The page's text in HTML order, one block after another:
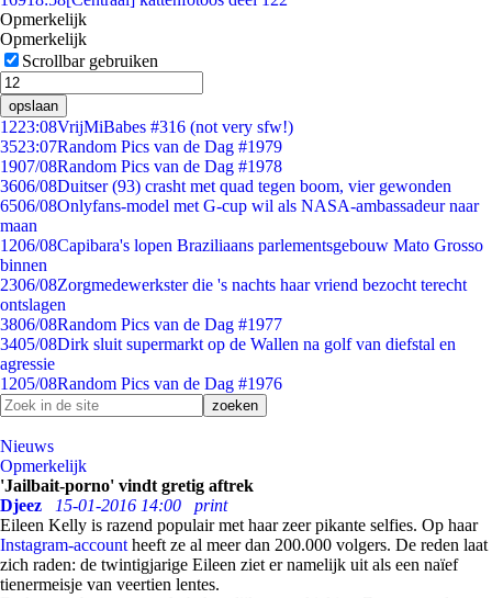
Opmerkelijk
Opmerkelijk
Scrollbar gebruiken
opslaan
1223:08VrijMiBabes #316 (not very sfw!)
3523:07Random Pics van de Dag #1979
1907/08Random Pics van de Dag #1978
3606/08Duitser (93) crasht met quad tegen boom, vier gewonden
6506/08Onlyfans-model met G-cup wil als NASA-ambassadeur naar
maan
1206/08Capibara's lopen Braziliaans parlementsgebouw Mato Grosso
binnen
2306/08Zorgmedewerkster die 's nachts haar vriend bezocht terecht
ontslagen
3806/08Random Pics van de Dag #1977
3405/08Dirk sluit supermarkt op de Wallen na golf van diefstal en
agressie
1205/08Random Pics van de Dag #1976
Nieuws
Opmerkelijk
'Jailbait-porno' vindt gretig aftrek
Djeez
15-01-2016 14:00
print
Eileen Kelly is razend populair met haar zeer pikante selfies. Op haar
Instagram-account heeft ze al meer dan 200.000 volgers. De reden laat
zich raden: de twintigjarige Eileen ziet er namelijk uit als een naïef
tienermeisje van veertien lentes.